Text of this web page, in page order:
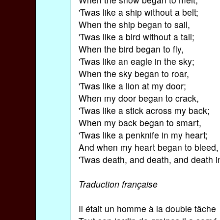
'Twas like a ship without a belt;
When the ship began to sail,
'Twas like a bird without a tail;
When the bird began to fly,
'Twas like an eagle in the sky;
When the sky began to roar,
'Twas like a lion at my door;
When my door began to crack,
'Twas like a stick across my back;
When my back began to smart,
'Twas like a penknife in my heart;
And when my heart began to bleed,
'Twas death, and death, and death
Traduction française
Il était un homme à la double tâche